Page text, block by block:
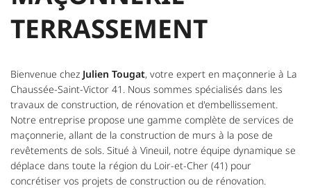
TERRASSEMENT
Bienvenue chez Julien Tougat, votre expert en maçonnerie à La
Chaussée-Saint-Victor 41. Nous sommes spécialisés dans les
travaux de construction, de rénovation et d'embellissement.
Notre entreprise propose une gamme complète de services de
maçonnerie, allant de la construction de murs à la pose de
revêtements de sols. Situé à Vineuil, notre équipe dynamique se
déplace dans toute la région du Loir-et-Cher (41) pour
concrétiser vos projets de construction ou de rénovation.